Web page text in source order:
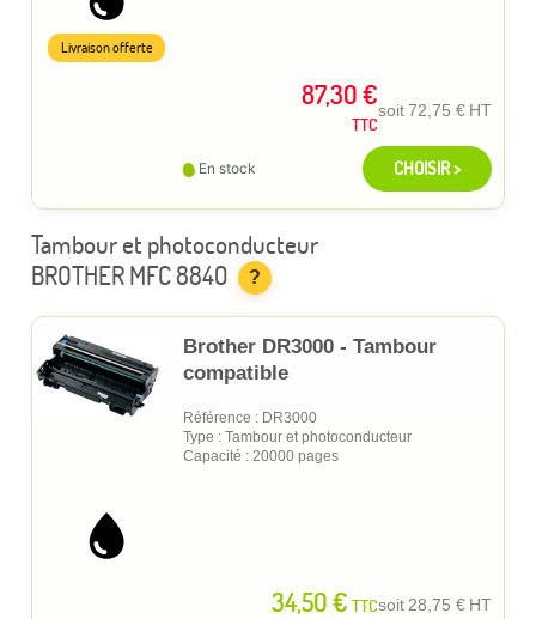
87,30 €
TTC
soit72,75 € HT
Livraison offerte
En stock CHOISIR >
Tambour et photoconducteur
BROTHER MFC 8840
?
Brother DR3000 - Tambour
compatible
Référence : DR3000
Type : Tambour et photoconducteur
Capacité : 20000 pages
34,50 € TTCsoit28,75 € HT